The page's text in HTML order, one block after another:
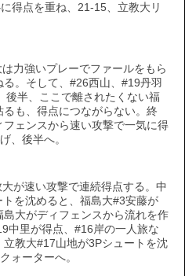
得点を重ね、21-15、立教大リ
力強いプレーでファールをもら
。そして、#26西山、#19丹羽
後半、ここで離されたくない福
も、得点につながらない。終
ェンスから速い攻撃で一気に得
、後半へ。
が速い攻撃で連続得点する。中
を沈めると、福島大#3安藤が
大がディフェンスから流れを作
中里が得点、#16岸の一人旅な
教大#17山地が3Pシュートを沈
ォーターへ。